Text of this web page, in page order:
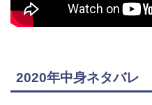
2020年中身ネタバレ